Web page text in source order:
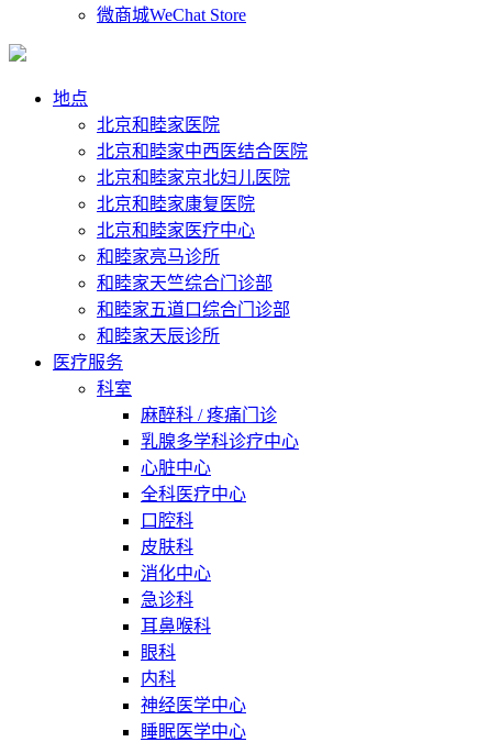
微商城WeChat Store
地点
北京和睦家医院
北京和睦家中西医结合医院
北京和睦家京北妇儿医院
北京和睦家康复医院
北京和睦家医疗中心
和睦家亮马诊所
和睦家天竺综合门诊部
和睦家五道口综合门诊部
和睦家天辰诊所
医疗服务
科室
麻醉科 / 疼痛门诊
乳腺多学科诊疗中心
心脏中心
全科医疗中心
口腔科
皮肤科
消化中心
急诊科
耳鼻喉科
眼科
内科
神经医学中心
睡眠医学中心